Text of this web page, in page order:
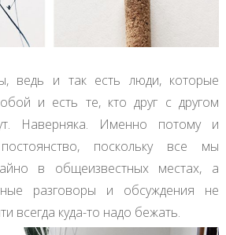
ведь и так есть люди, которые
и есть те, кто друг с другом
Наверняка. Именно потому и
поскольку все мы
в общеизвестных местах, а
разговоры и обсуждения не
всегда куда-то надо бежать.